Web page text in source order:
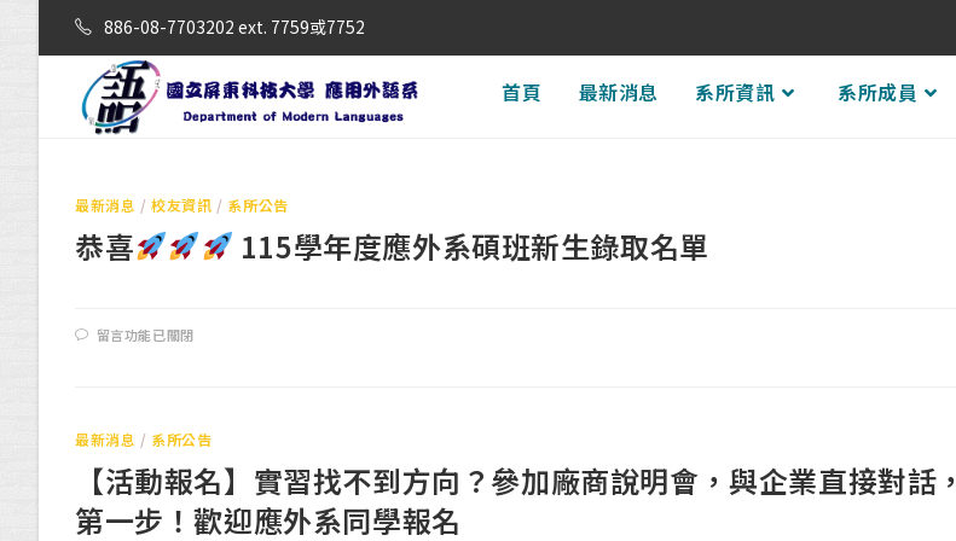
886-08-7703202 ext. 7759或7752
首頁 最新消息 系所資訊 系所成員
最新消息 /校友資訊 / 系所公告
恭喜 115學年度應外系碩班新生錄取名單
留言功能已關閉
最新消息 / 系所公告
【活動報名】實習找不到方向？參加廠商說明會，與企業直接對話
第一步！歡迎應外系同學報名